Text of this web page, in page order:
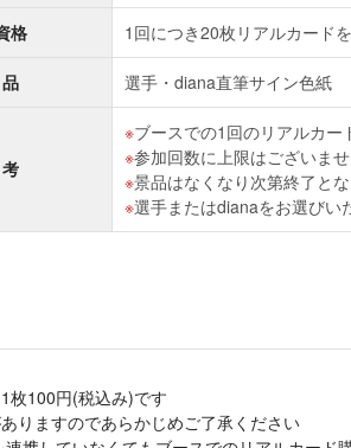
格 1回につき20枚リアルカード
選手・diana直筆サイン色紙
ブースでの1回のリアルカ
参加回数に上限はございま
景品はなくなり次第終了と
選手またはdianaをお選びい
枚100円(税込み)です
りますのであらかじめご了承ください